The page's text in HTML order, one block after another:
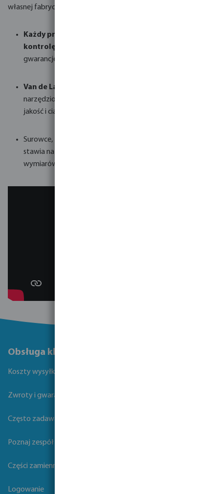
własnej fabryce w Holandii.
Każdy produkt Van de Lande przechodzi surową
kontrolę
gwarancję najwyższej jakości.
Van de Lande tworzy własne formy
narzędziowym, co oznacza, że może zagwarantować
jakość i ciągłość produkcji.
Surowce, formy i maszyny są
stawia na dokładność przeprowadzanych kontroli
wymiarów i odporności na ciśnienie.
Obsługa klienta
Koszty wysyłki
Zwroty i gwarancje
Często zadawane pytania
Poznaj zespół Bevo
Części zamienne
Logowanie